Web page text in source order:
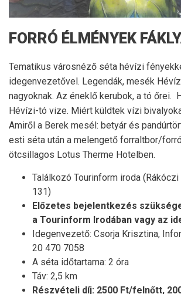
FORRÓ ÉLMÉNYEK
Tematikus városnéző séta hévízi
idegenvezetővel. Legendák, mesék
nagyoknak. Az éneklő kerubok, a tó őrei.
Hévízi-tó vize. Miért küldtek vízi
Amiről a Berek mesél: betyár és
esti séta után a melengető forraltbor/
ötcsillagos Lotus Therme Hotelben.
Találkozó Tourinform iroda
131)
Előzetes bejelentkezés
a Tourinform Irodában vagy az
Idegenvezető: Csorja Krisztina,
20 470 7058
A séta időtartama: 2 óra
Táv: 2,5 km
Részvételi díj: 2500 Ft/felnőtt,